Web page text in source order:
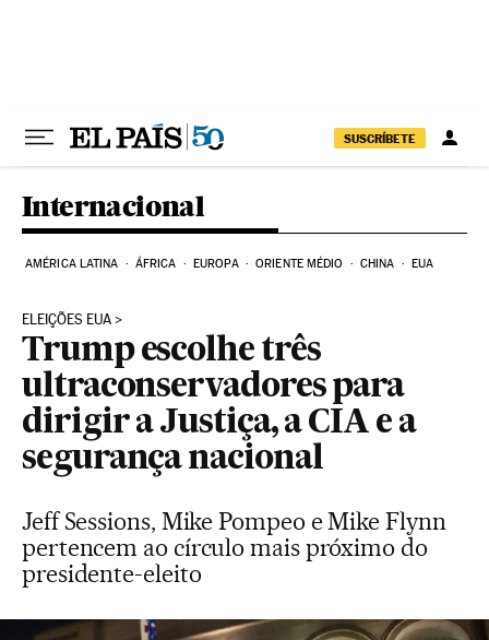
SUSCRÍBETE
Internacional
AMÉRICA LATINA ÁFRICA EUROPA ORIENTE MÉDIO CHINA EUA
ELEIÇÕES EUA
Trump escolhe três
ultraconservadores para
dirigir a Justiça, a CIA e a
segurança nacional
Jeff Sessions, Mike Pompeo e Mike Flynn
pertencem ao círculo mais próximo do
presidente-eleito